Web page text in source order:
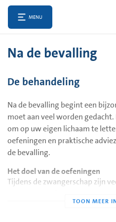
MENU
Na de bevalling
De behandeling
Na de bevalling begint een
moet aan veel worden
om op uw eigen lichaam te
oefeningen en praktische
de bevalling.
Het doel van de oefeningen
Tijdens de zwangerschap zijn
Vooral de